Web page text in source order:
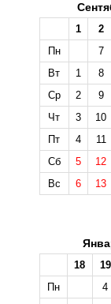
1 2
Пн
7
Вт
1 8
Ср
2 9
Чт
3 10
Пт
4 11
Сб
5 12
Вс
6 13
18 19
Пн
4